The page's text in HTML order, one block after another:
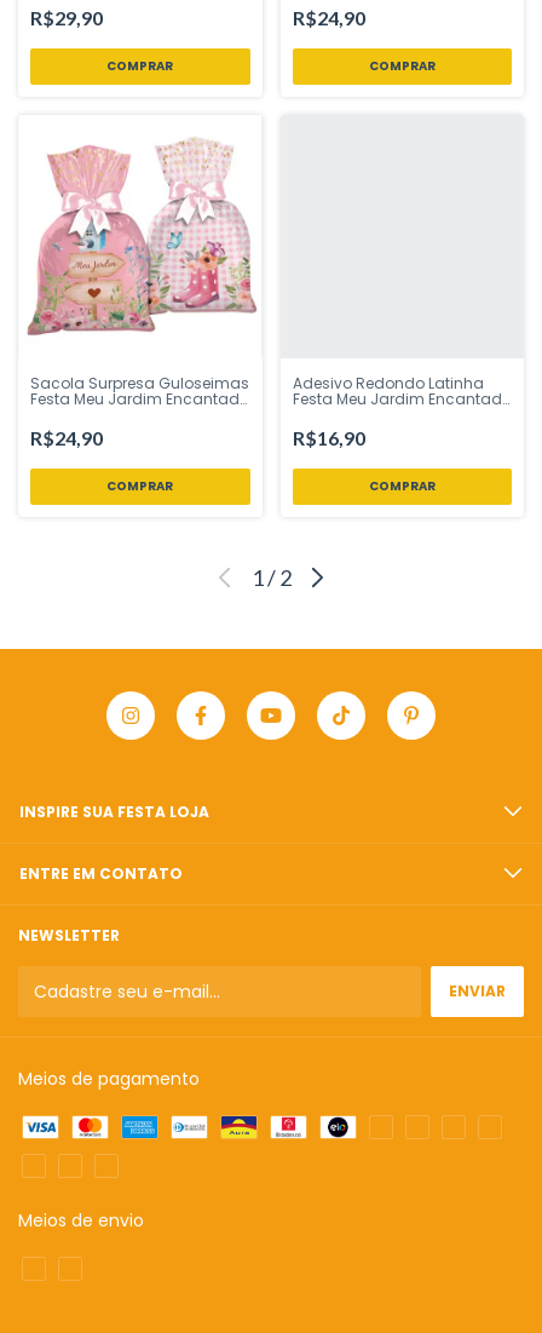
Inspire sua Festa Loja
R$29,90 Festas - Inspire sua Festa
Loja
R$24,90
Sacola Surpresa Guloseimas
Festa Meu Jardim Encantado
sua Festa Loja
R$24,90
Adesivo Redondo Latinha
Festa Meu Jardim Encantado
sua Festa Loja
R$16,90
1/ 2
INSPIRE SUA FESTA LOJA
ENTRE EM CONTATO
NEWSLETTER
Meios de pagamento
Meios de envio